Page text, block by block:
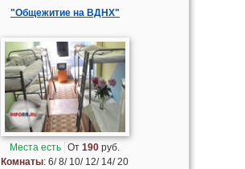
"Общежитие на ВДНХ"
Места есть От190 руб.
Комнаты: 6/ 8/ 10/ 12/ 14/ 20